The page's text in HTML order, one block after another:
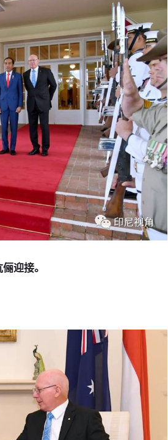
迎接。